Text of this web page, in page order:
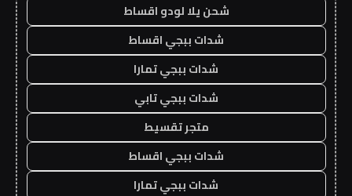
شحن يلا لودو اقساط
شدات ببجي اقساط
شدات ببجي تمارا
شدات ببجي تابي
متجر تقسيط
شدات ببجي اقساط
شدات ببجي تمارا